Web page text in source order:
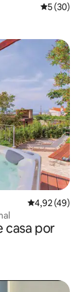
5 de uma
5 (30)
4,92 de uma
4,92 (49)
casa por